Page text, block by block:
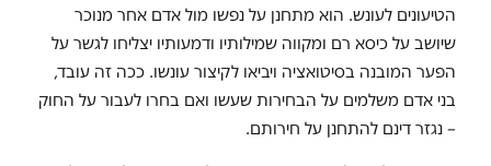
הטיעונים לעונש. הוא מתחנן על נפשו מול אדם אחר מנוכר
שיושב על כיסא רם ומקווה שמילותיו ודמעותיו יצליחו לגשר על
הפער המובנה בסיטואציה ויביאו לקיצור עונשו. ככה זה עובד,
בני אדם משלמים על הבחירות שעשו ואם בחרו לעבור על החוק
– נגזר דינם להתחנן על חירותם.